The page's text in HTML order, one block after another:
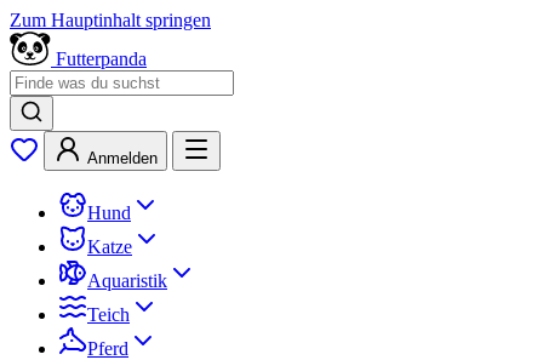
Zum Hauptinhalt springen
Futterpanda
Anmelden
Hund
Katze
Aquaristik
Teich
Pferd